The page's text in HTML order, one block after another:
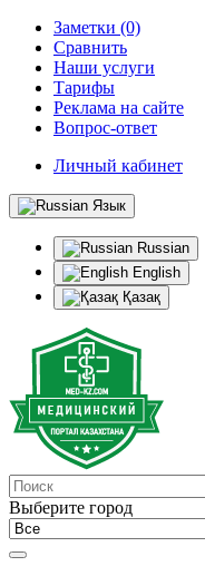
Заметки (0)
Сравнить
Наши услуги
Тарифы
Реклама на сайте
Вопрос-ответ
Личный кабинет
Язык
Russian
English
Қазақ
Выберите город